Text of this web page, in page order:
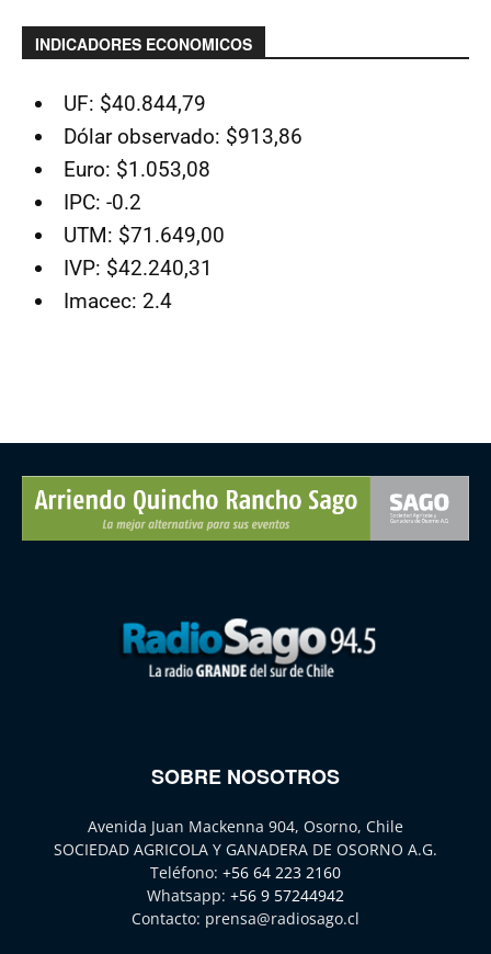
INDICADORES ECONOMICOS
UF: $40.844,79
Dólar observado: $913,86
Euro: $1.053,08
IPC: -0.2
UTM: $71.649,00
IVP: $42.240,31
Imacec: 2.4
SOBRE NOSOTROS
Avenida Juan Mackenna 904, Osorno, Chile
SOCIEDAD AGRICOLA Y GANADERA DE OSORNO A.G.
Teléfono: +56 64 223 2160
Whatsapp: +56 9 57244942
Contacto: prensa@radiosago.cl